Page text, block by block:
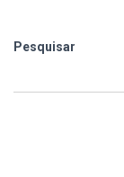
Pesquisar